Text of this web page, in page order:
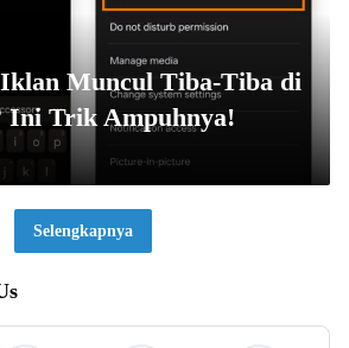
Muncul Tiba-Tiba di
Ini Trik Ampuhnya!
Selengkapnya